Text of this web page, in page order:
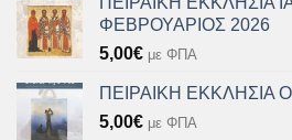
ΦΕΒΡΟΥΑΡΙΟΣ 2026
5,00€ με ΦΠΑ
ΠΕΙΡΑΙΚΗ ΕΚΚΛΗΣΙΑ
5,00€ με ΦΠΑ